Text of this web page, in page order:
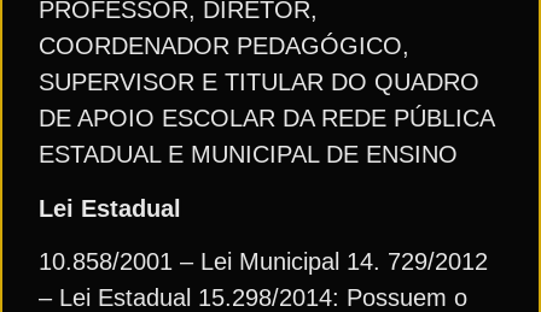
PROFESSOR, DIRETOR,
COORDENADOR PEDAGÓGICO,
SUPERVISOR E TITULAR DO QUADRO
DE APOIO ESCOLAR DA REDE PÚBLICA
ESTADUAL E MUNICIPAL DE ENSINO
Lei Estadual
10.858/2001 – Lei Municipal 14. 729/2012
– Lei Estadual 15.298/2014: Possuem o